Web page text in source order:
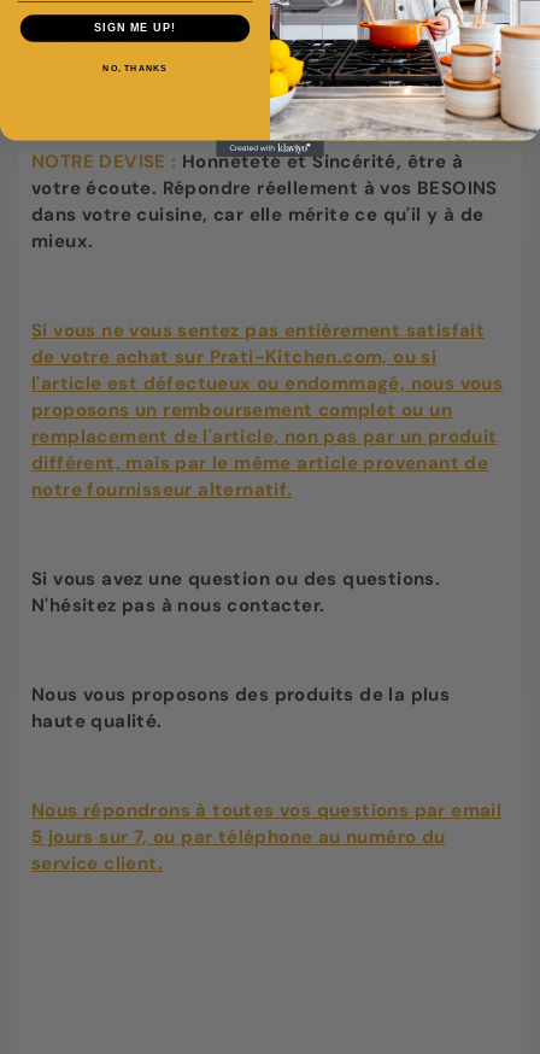
✅ Préparation de la volaille :Découper un poulet,
une dinde.
NOTRE DEVISE : Honnêteté et Sincérité, être à
votre écoute. Répondre réellement à vos BESOINS
dans votre cuisine, car elle mérite ce qu'il y à de
mieux.
Si vous ne vous sentez pas entièrement satisfait
de votre achat sur Prati-Kitchen.com, ou si
l'article est défectueux ou endommagé, nous vous
proposons un remboursement complet ou un
remplacement de l'article, non pas par un produit
différent, mais par le même article provenant de
notre fournisseur alternatif.
Si vous avez une question ou des questions.
N'hésitez pas à nous contacter.
Nous vous proposons des produits de la plus
haute qualité.
Nous répondrons à toutes vos questions par email
5 jours sur 7, ou par téléphone au numéro du
service client.
SIGN ME UP!
NO, THANKS